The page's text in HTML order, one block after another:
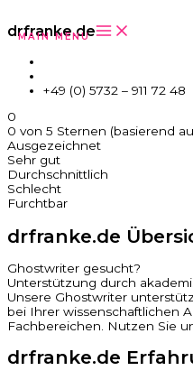
MAIN MENU
drfranke.de
+49 (0) 5732 – 911 72 48
0
0 von 5 Sternen (basierend
Ausgezeichnet
Sehr gut
Durchschnittlich
Schlecht
Furchtbar
drfranke.de
Ghostwriter gesucht?
Unterstützung durch
Unsere Ghostwriter
bei Ihrer wissenschaftlichen
Fachbereichen. Nutzen Sie
drfranke.de